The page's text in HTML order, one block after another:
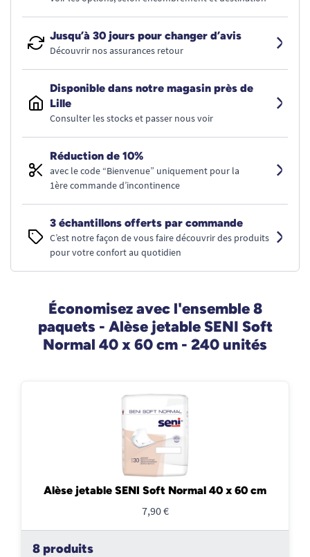
Jusqu’à 30 jours pour changer d’avis
Découvrir nos assurances retour
Disponible dans notre magasin près de
Lille
Consulter les stocks et passer nous voir
Réduction de 10%
avec le code “Bienvenue” uniquement pour la
1ère commande d’incontinence
3 échantillons offerts par commande
C’est notre façon de vous faire découvrir des produits
pour votre confort au quotidien
Économisez avec l'ensemble 8
paquets - Alèse jetable SENI Soft
Normal 40 x 60 cm - 240 unités
Alèse jetable SENI Soft Normal 40 x 60 cm
7,90 €
8 produits